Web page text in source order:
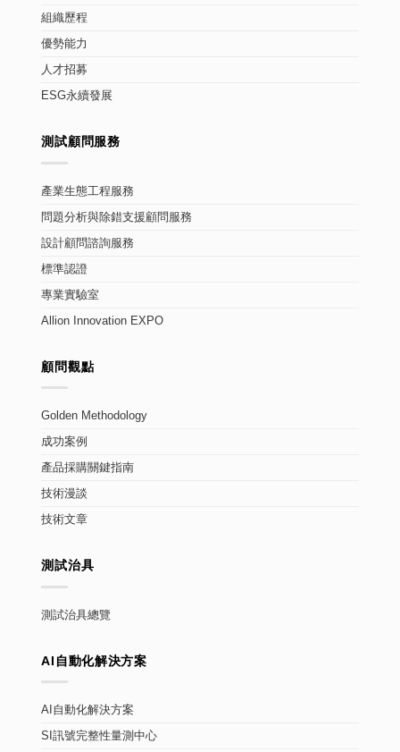
組織歷程
優勢能力
人才招募
ESG永續發展
測試顧問服務
產業生態工程服務
問題分析與除錯支援顧問服務
設計顧問諮詢服務
標準認證
專業實驗室
Allion Innovation EXPO
顧問觀點
Golden Methodology
成功案例
產品採購關鍵指南
技術漫談
技術文章
測試治具
測試治具總覽
AI自動化解決方案
AI自動化解決方案
SI訊號完整性量測中心